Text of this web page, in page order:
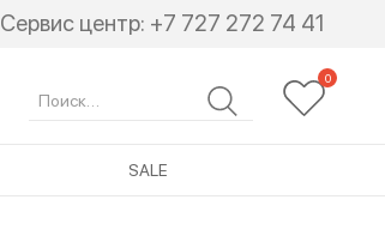
Сервис центр: +7 727 272 74 41
for:
SALE